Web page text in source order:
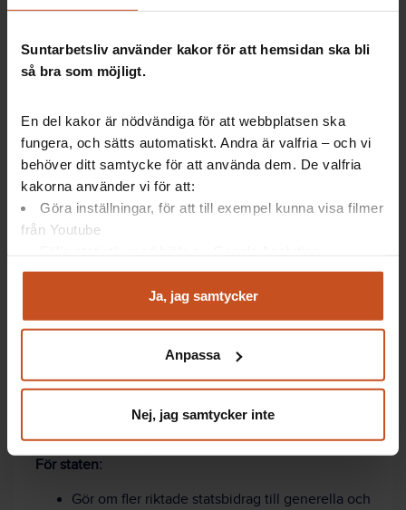
Suntarbetsliv använder kakor för att hemsidan ska bli
så bra som möjligt.
En del kakor är nödvändiga för att webbplatsen ska
fungera, och sätts automatiskt. Andra är valfria – och vi
behöver ditt samtycke för att använda dem. De valfria
kakorna använder vi för att:
Göra inställningar, för att till exempel kunna visa filmer
från Youtube
Analysera trafik för att kunna visa riktad information
Du kan när som helst återta ditt godkännande genom att
integritet@suntarbetsliv.se.
Ja, jag samtycker
Anpassa
Nej, jag samtycker inte
regioners verksamhet som gör direkt nytta för dem
man finns till för, alltså invånarna.
fokus(oktober 2025)
10 förslag till
Antikrångelrapporten föreslår bland annat också:
SKR (Sveriges kommuner och regioner):
Erbjud konkret stöd till medlemmarna för
antikrångelarbete
Bidra till att normalisera det enkla, genom att ta
med förenklad styrning i kommunrevisionen
För staten:
Gör om fler riktade statsbidrag till generella och